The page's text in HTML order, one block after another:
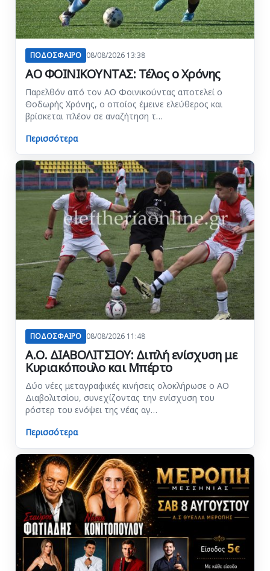
ΠΟΔΟΣΦΑΙΡΟ 08/08/2026 13:38
ΑΟ ΦΟΙΝΙΚΟΥΝΤΑΣ: Τέλος ο Χρόνης
Παρελθόν από τον ΑΟ Φοινικούντας αποτελεί ο
Θοδωρής Χρόνης, ο οποίος έμεινε ελεύθερος και
βρίσκεται πλέον σε αναζήτηση τ…
Περισσότερα
ΠΟΔΟΣΦΑΙΡΟ 08/08/2026 11:48
Α.Ο. ΔΙΑΒΟΛΙΤΣΙΟΥ: Διπλή ενίσχυση με
Κυριακόπουλο και Μπέρτο
Δύο νέες μεταγραφικές κινήσεις ολοκλήρωσε ο ΑΟ
Διαβολιτσίου, συνεχίζοντας την ενίσχυση του
ρόστερ του ενόψει της νέας αγ…
Περισσότερα